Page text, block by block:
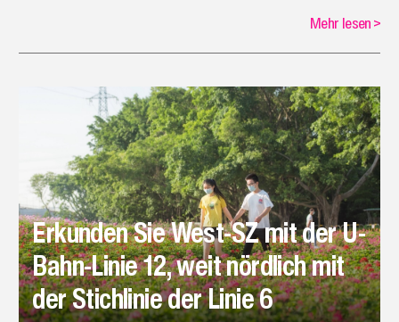
Mehr lesen>
Erkunden Sie West-SZ mit der U-
Bahn-Linie 12, weit nördlich mit
der Stichlinie der Linie 6